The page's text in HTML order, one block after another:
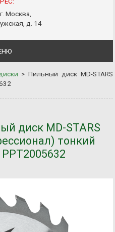
Москва,
д. 14
>Пильный диск MD-STARS
диск MD-STARS
тонкий
PPT2005632